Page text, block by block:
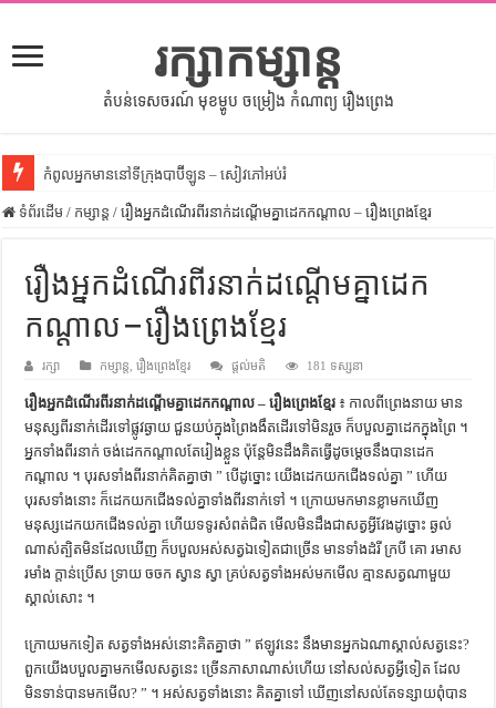
រក្សាកម្សាន្ត
តំបន់ទេសចរណ៍ មុខម្ហូប ចម្រៀង កំណាព្យ រឿងព្រេង
កំពូលអ្នកមាននៅទីក្រុងបាប៊ីឡូន – សៀវភៅអប់រំ
សីលធម៌នៅក្នុងសង្គមខ្មែរ – សៀវភៅចំណេះដឹងទូទៅ
ទំលៀមទម្លាប់ប្រពៃណីជនជាតិចិន – សៀវភៅចំណេះដឹងទូទៅ
ដើមកំណើតអង្គរ – សៀវភៅចំណេះដឹងទូទៅ
ដើមកំណើតជនជាតិខ្មែរ – អត្ថបទស្រាវជ្រាវ
ទំនាក់ទំនងកម្ពុជានិងចិន – សៀវភៅចំណេះដឹងទូទៅ
ព្រះបាទធម្មិក – សៀវភៅចំណេះដឹងទូទៅ
រដ្ឋបាល និង រដ្ឋបាលវិមជ្ឈការ – អត្ថបទស្រាវជ្រាវ
ការស្វែងយល់អំពី ល្ខោនខោល – សៀវភៅចំណេះដឹងទូទៅ
ទំព័រដើម / កម្សាន្ត / រឿងអ្នកដំណើរពីរនាក់ដណ្តើមគ្នាដេកកណ្តាល – រឿងព្រេងខ្មែរ
រឿងអ្នកដំណើរពីរនាក់ដណ្តើមគ្នាដេក
កណ្តាល – រឿងព្រេងខ្មែរ
រក្សា កម្សាន្ត ,រឿងព្រេងខ្មែរ ផ្តល់មតិ 181 ទស្សនា
រឿងអ្នកដំណើរពីរនាក់ដណ្តើមគ្នាដេកកណ្តាល – រឿងព្រេងខ្មែរ ៖ កាល​ពី​ព្រេង​នាយ មាន​
មនុស្ស​ពីរ​នាក់​ដើរ​ទៅ​ផ្លូវ​ឆ្ងាយ ជួន​យប់​ក្នុង​ព្រៃ​ងងឹត​ដើរ​ទៅ​មិន​រួច ក៏បបួល​គ្នា​ដេក​ក្នុង​ព្រៃ ។
អ្នក​ទាំង​ពីរ​នាក់ ចង់​ដេក​កណ្តាល​តែ​រៀង​ខ្លួន ប៉ុន្តែ​មិន​ដឹង​គិត​ធ្វើ​ដូច​ម្តេច​នឹង​បាន​ដេក​
កណ្តាល ។ បុរស​ទាំង​ពីរ​នាក់​គិត​គ្នា​ថា ” បើ​ដូច្នោះ យើង​ដេក​យក​ជើង​ទល់​គ្នា ” ហើយ​
បុរស​ទាំង​នោះ ក៏​ដេក​យក​ជើង​ទល់​គ្នា​ទាំង​ពីរ​នាក់​ទៅ ។ ក្រោយ​មក​មាន​ខ្លា​មក​ឃើញ​
មនុស្ស​ដេក​យក​ជើង​ទល់​គ្នា ហើយ​ទទូរ​សំពត់​ជិត មើល​មិន​ដឹង​ជា​សត្វ​អ្វីវែង​ដូច្នោះ ឆ្ងល់​
ណាស់​ត្បិត​មិន​ដែល​ឃើញ ក៏​បបួល​អស់​សត្វ​ឯទៀត​ជា​ច្រើន មាន​ទាំង​ដំរី​ ក្របី គោ រមាស
រមាំង ក្តាន់​ប្រើស ទ្រាយ ចចក ស្វាន ស្វា គ្រប់​សត្វ​ទាំង​អស់​មក​មើល គ្មាន​សត្វ​ណា​មួយ​
ស្គាល់​សោះ ។
ក្រោយ​មក​ទៀត សត្វ​ទាំង​អស់​នោះ​គិត​គ្នា​ថា ” ឥឡូវ​នេះ នឹង​មាន​អ្នក​ឯណា​ស្គាល់​សត្វ​នេះ?
ពួក​យើង​បបួល​គ្នា​មក​មើល​សត្វ​នេះ ច្រើន​ភាសា​ណាស់​ហើយ នៅ​សល់​សត្វ​អ្វី​ទៀត ដែល​
មិន​ទាន់​បាន​មក​មើល? ” ។ អស់​សត្វ​ទាំង​នោះ គិត​គ្នា​ទៅ ឃើញ​នៅ​សល់​តែ​ទន្សាយពុំ​បាន​